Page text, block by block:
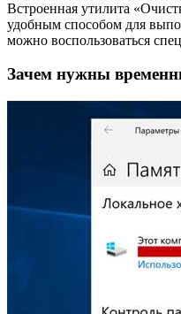
Встроенная утилита
удобным способом для
можно воспользоваться
Зачем нужны